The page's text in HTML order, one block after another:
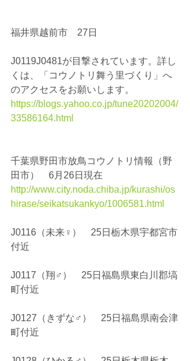
福井県越前市　27日
J0119J0481が目撃されています。詳し
くは、「コウノトリ舞う里づくり」へ
のアクセスをお願いします。
https://blogs.yahoo.co.jp/tune20202004/
33586164.html
千葉県野田市放鳥コウノトリ情報（野
田市）　6月26日現在
http://www.city.noda.chiba.jp/kurashi/os
hirase/seikatsukankyo/1006581.html
J0116（未来♀）　25日栃木県宇都宮市
付近
J0117（翔♂）　25日福島県東白川郡塙
町付近
J0127（きずな♂）　25日福島県南会津
町付近